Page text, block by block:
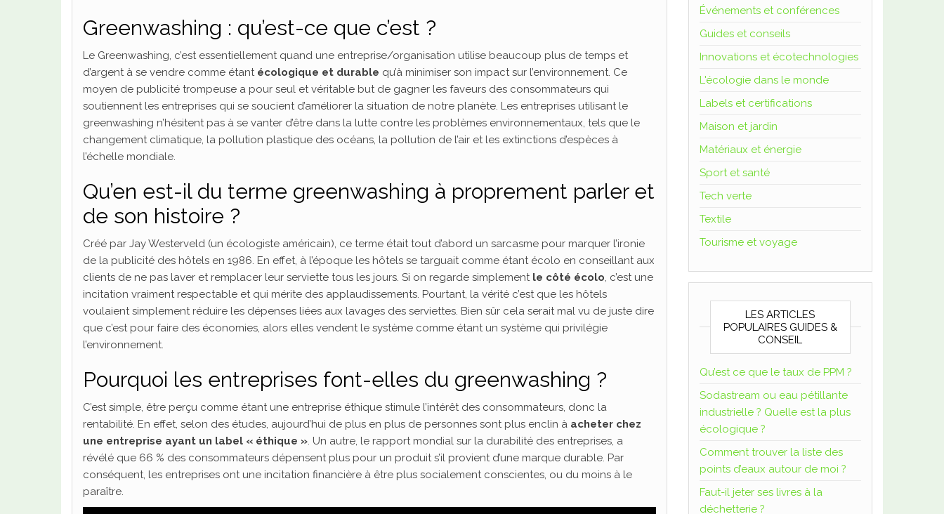
Greenwashing : qu’est-ce que c’est ?
Le Greenwashing, c’est essentiellement quand une entreprise/organisation utilise beaucoup plus de temps et
d’argent à se vendre comme étant écologique et durable qu’à minimiser son impact sur l’environnement. Ce
moyen de publicité trompeuse a pour seul et véritable but de gagner les faveurs des consommateurs qui
soutiennent les entreprises qui se soucient d’améliorer la situation de notre planète. Les entreprises utilisant le
greenwashing n’hésitent pas à se vanter d’être dans la lutte contre les problèmes environnementaux, tels que le
changement climatique, la pollution plastique des océans, la pollution de l’air et les extinctions d’espèces à
l’échelle mondiale.
Qu’en est-il du terme greenwashing à proprement parler et
de son histoire ?
Créé par Jay Westerveld (un écologiste américain), ce terme était tout d’abord un sarcasme pour marquer l’ironie
de la publicité des hôtels en 1986. En effet, à l’époque les hôtels se targuait comme étant écolo en conseillant aux
clients de ne pas laver et remplacer leur serviette tous les jours. Si on regarde simplement le côté écolo, c’est une
incitation vraiment respectable et qui mérite des applaudissements. Pourtant, la vérité c’est que les hôtels
voulaient simplement réduire les dépenses liées aux lavages des serviettes. Bien sûr cela serait mal vu de juste dire
que c’est pour faire des économies, alors elles vendent le système comme étant un système qui privilégie
l’environnement.
Pourquoi les entreprises font-elles du greenwashing ?
C’est simple, être perçu comme étant une entreprise éthique stimule l’intérêt des consommateurs, donc la
rentabilité. En effet, selon des études, aujourd’hui de plus en plus de personnes sont plus enclin à acheter chez
une entreprise ayant un label « éthique ». Un autre, le rapport mondial sur la durabilité des entreprises, a
révélé que 66 % des consommateurs dépensent plus pour un produit s’il provient d’une marque durable. Par
conséquent, les entreprises ont une incitation financière à être plus socialement conscientes, ou du moins à le
paraître.
Événements et conférences
Guides et conseils
Innovations et écotechnologies
L'écologie dans le monde
Labels et certifications
Maison et jardin
Matériaux et énergie
Sport et santé
Tech verte
Textile
Tourisme et voyage
LES ARTICLES
POPULAIRES GUIDES &
CONSEIL
Qu’est ce que le taux de PPM ?
Sodastream ou eau pétillante
industrielle ? Quelle est la plus
écologique ?
Comment trouver la liste des
points d’eaux autour de moi ?
Faut-il jeter ses livres à la
déchetterie ?